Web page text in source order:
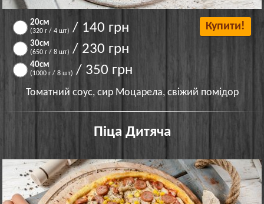
20см
(320 г / 4 шт) / 140 грн
30см
(650 г / 8 шт) / 230 грн
40см
(1000 г / 8 шт) / 350 грн
Купити!
Томатний соус, сир Моцарела, свіжий помідор
Піца Дитяча